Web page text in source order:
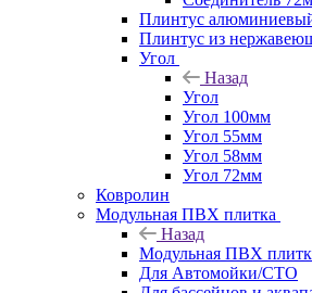
Плинтус
Плинтус из
Угол
Назад
Угол
Угол 100мм
Угол 55мм
Угол 58мм
Угол 72мм
Ковролин
Модульная ПВХ плитка
Назад
Модульная ПВХ
Для Автомойки/СТО